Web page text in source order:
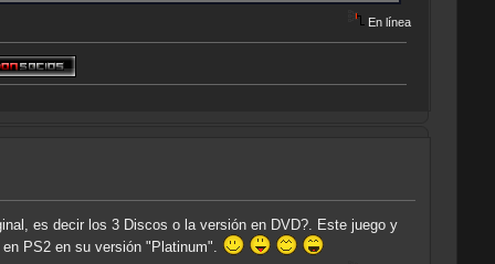
En línea
es decir los 3 Discos o la versión en DVD?. Este juego y
PS2 en su versión "Platinum".